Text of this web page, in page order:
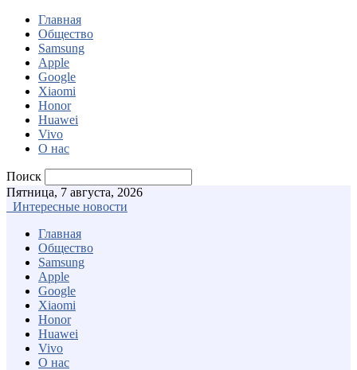
Главная
Общество
Samsung
Apple
Google
Xiaomi
Honor
Huawei
Vivo
О нас
Поиск
Пятница, 7 августа, 2026
Интересные новости
Главная
Общество
Samsung
Apple
Google
Xiaomi
Honor
Huawei
Vivo
О нас